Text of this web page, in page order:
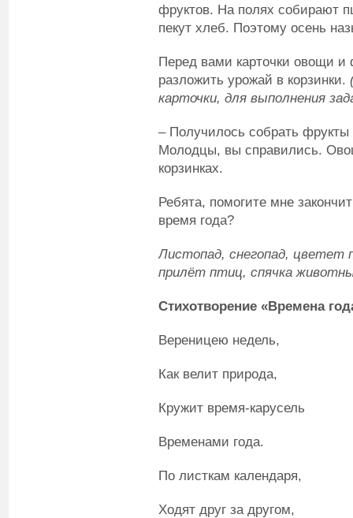
фруктов. На полях собирают
пекут хлеб. Поэтому осень
Перед вами карточки овощи
разложить урожай в корзинки.
карточки, для выполнения
– Получилось собрать
Молодцы, вы справились.
корзинках.
Ребята, помогите мне
время года?
Листопад, снегопад, цветет
прилёт птиц, спячка
Стихотворение «Времена
Вереницею недель,
Как велит природа,
Кружит время-карусель
Временами года.
По листкам календаря,
Ходят друг за другом,